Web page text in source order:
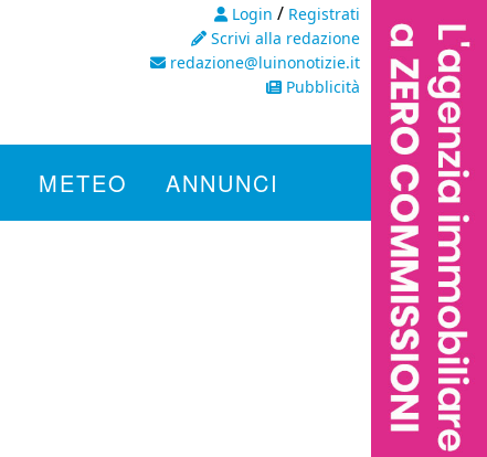
Login / Registrati
Scrivi alla redazione
redazione@luinonotizie.it
Pubblicità
METEO ANNUNCI